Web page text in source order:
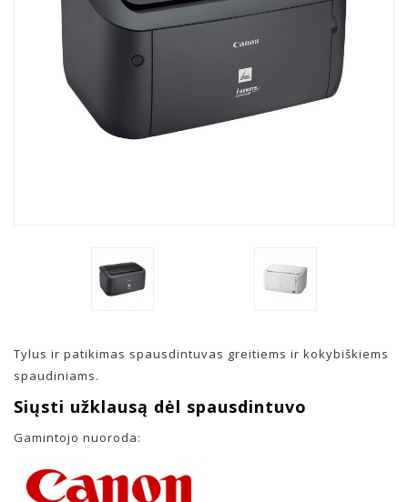
Tylus ir patikimas spausdintuvas greitiems ir kokybiškiems
spaudiniams.
Siųsti užklausą dėl spausdintuvo
Gamintojo nuoroda: